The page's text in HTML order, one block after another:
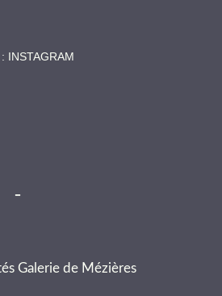
INSTAGRAM
-
Galerie de Mézières